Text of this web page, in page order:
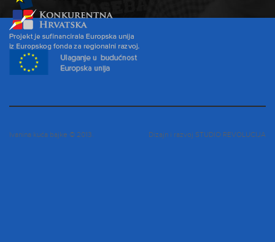
Ivanina kuća bajke © 2013. Dizajn i razvoj STUDIO REVOLUCIJA